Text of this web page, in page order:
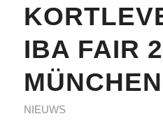
IBA FAIR
MÜNCHEN
NIEUWS